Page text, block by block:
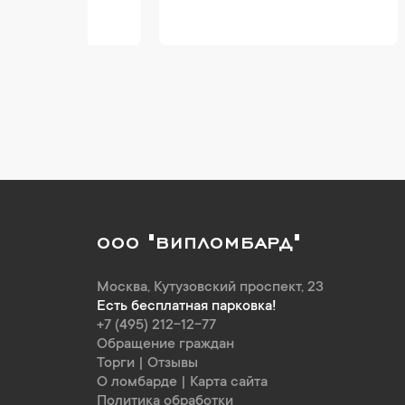
ООО "ВИПЛОМБАРД"
Москва, Кутузовский проспект, 23
Есть бесплатная парковка!
+7 (495) 212-12-77
Обращение граждан
Торги
Отзывы
О ломбарде
Карта сайта
Политика обработки